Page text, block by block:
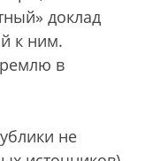
доклад
к ним.
в
не